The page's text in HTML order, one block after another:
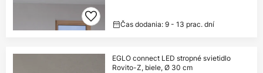
Čas dodania: 9 - 13 prac. dní
EGLO connect LED stropné svietidlo
Rovito-Z, biele, Ø 30 cm